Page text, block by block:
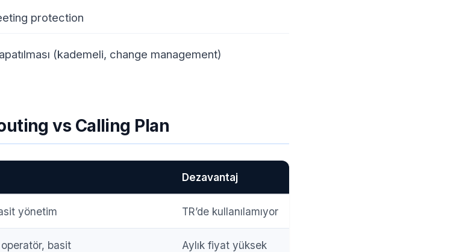
protection
(kademeli, change management)
vs Calling Plan
Dezavantaj
yönetim TR’de kullanılamıyor
operatör, basit Aylık fiyat yüksek